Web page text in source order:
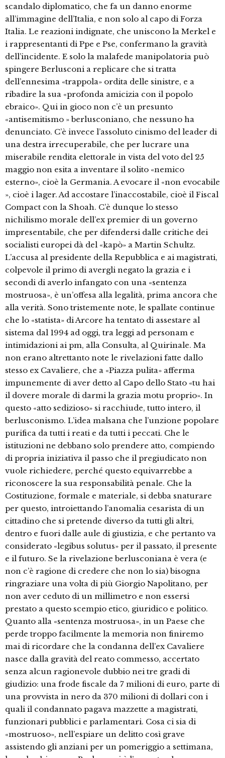
scandalo diplomatico, che fa un danno enorme
all’immagine dell’Italia, e non solo al capo di Forza
Italia. Le reazioni indignate, che uniscono la Merkel e
i rappresentanti di Ppe e Pse, confermano la gravità
dell’incidente. E solo la malafede manipolatoria può
spingere Berlusconi a replicare che si tratta
dell’ennesima «trappola» ordita delle sinistre, e a
ribadire la sua «profonda amicizia con il popolo
ebraico». Qui in gioco non c’è un presunto
«antisemitismo » berlusconiano, che nessuno ha
denunciato. C’è invece l’assoluto cinismo del leader di
una destra irrecuperabile, che per lucrare una
miserabile rendita elettorale in vista del voto del 25
maggio non esita a inventare il solito «nemico
esterno», cioè la Germania. A evocare il «non evocabile
», cioè i lager. Ad accostare l’inaccostabile, cioè il Fiscal
Compact con la Shoah. C’è dunque lo stesso
nichilismo morale dell’ex premier di un governo
impresentabile, che per difendersi dalle critiche dei
socialisti europei dà del «kapò» a Martin Schultz.
L’accusa al presidente della Repubblica e ai magistrati,
colpevole il primo di avergli negato la grazia e i
secondi di averlo infangato con una «sentenza
mostruosa», è un’offesa alla legalità, prima ancora che
alla verità. Sono tristemente note, le spallate continue
che lo «statista» di Arcore ha tentato di assestare al
sistema dal 1994 ad oggi, tra leggi ad personam e
intimidazioni ai pm, alla Consulta, al Quirinale. Ma
non erano altrettanto note le rivelazioni fatte dallo
stesso ex Cavaliere, che a «Piazza pulita» afferma
impunemente di aver detto al Capo dello Stato «tu hai
il dovere morale di darmi la grazia motu proprio». In
questo «atto sedizioso» si racchiude, tutto intero, il
berlusconismo. L’idea malsana che l’unzione popolare
purifica da tutti i reati e da tutti i peccati. Che le
istituzioni ne debbano solo prendere atto, compiendo
di propria iniziativa il passo che il pregiudicato non
vuole richiedere, perché questo equivarrebbe a
riconoscere la sua responsabilità penale. Che la
Costituzione, formale e materiale, si debba snaturare
per questo, introiettando l’anomalia cesarista di un
cittadino che si pretende diverso da tutti gli altri,
dentro e fuori dalle aule di giustizia, e che pertanto va
considerato «legibus solutus» per il passato, il presente
e il futuro. Se la rivelazione berlusconiana è vera (e
non c’è ragione di credere che non lo sia) bisogna
ringraziare una volta di più Giorgio Napolitano, per
non aver ceduto di un millimetro e non essersi
prestato a questo scempio etico, giuridico e politico.
Quanto alla «sentenza mostruosa», in un Paese che
perde troppo facilmente la memoria non finiremo
mai di ricordare che la condanna dell’ex Cavaliere
nasce dalla gravità del reato commesso, accertato
senza alcun ragionevole dubbio nei tre gradi di
giudizio: una frode fiscale da 7 milioni di euro, parte di
una provvista in nero da 370 milioni di dollari con i
quali il condannato pagava mazzette a magistrati,
funzionari pubblici e parlamentari. Cosa ci sia di
«mostruoso», nell’espiare un delitto così grave
assistendo gli anziani per un pomeriggio a settimana,